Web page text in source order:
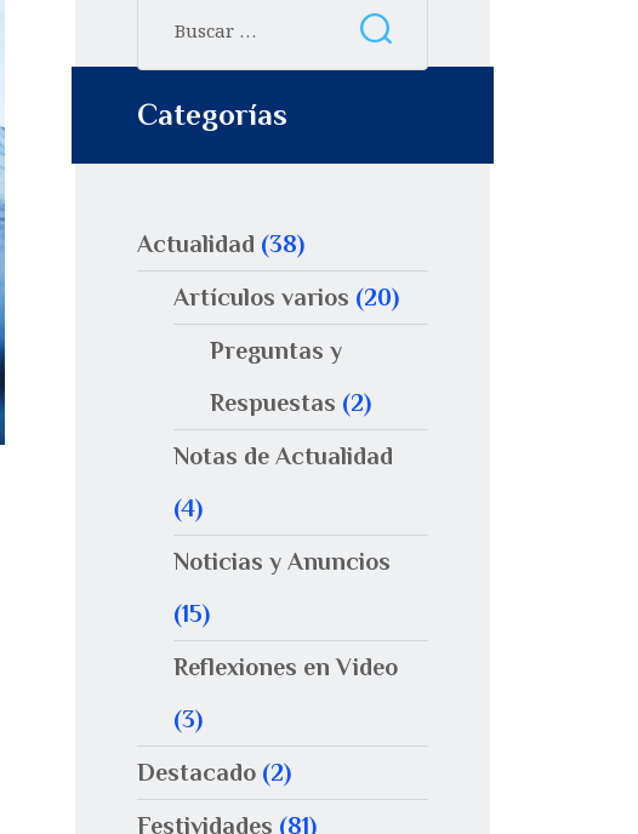
Categorías
Actualidad (38)
Artículos varios (20)
Preguntas y
Respuestas (2)
Notas de Actualidad
(4)
Noticias y Anuncios
(15)
Reflexiones en Video
(3)
Destacado (2)
Festividades (81)